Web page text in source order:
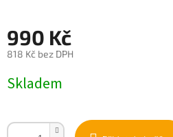
990 Kč
818 Kč bez DPH
cena:
Skladem